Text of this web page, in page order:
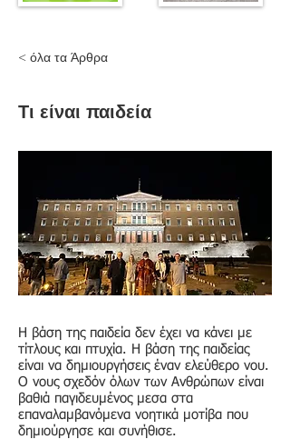
< όλα τα Άρθρα
Τι είναι παιδεία
Η βάση της παιδεία δεν έχει να κάνει με
τίτλους και πτυχία. Η βάση της παιδείας
είναι να δημιουργήσεις έναν ελεύθερο νου.
Ο νους σχεδόν όλων των Ανθρώπων είναι
βαθιά παγιδευμένος μεσα στα
επαναλαμβανόμενα νοητικά μοτίβα που
δημιούργησε και συνήθισε.